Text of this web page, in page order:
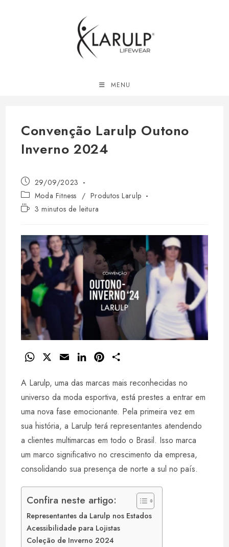
MENU
Convenção Larulp Outono
Inverno 2024
Post
publicado:
29/09/2023
Categoria
do
post:
Moda Fitness / Produtos Larulp
Tempo3 minutos de leitura
W
a
t
s
A
p
a
i
n
k
e
d
I
n
t
e
r
e
a
r
e
A Larulp, uma das marcas mais reconhecidas no
universo da moda esportiva, está prestes a entrar em
uma nova fase emocionante. Pela primeira vez em
sua história, a Larulp terá representantes atendendo
a clientes multimarcas em todo o Brasil. Isso marca
um marco significativo no crescimento da empresa,
consolidando sua presença de norte a sul no país.
Confira neste artigo:
Representantes da Larulp nos Estados
Acessibilidade para Lojistas
Coleção de Inverno 2024